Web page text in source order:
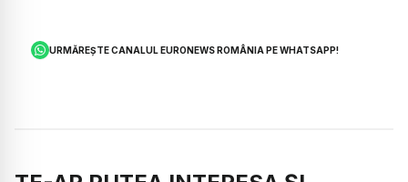
URMĂREȘTE CANALUL EURONEWS ROMÂNIA PE WHATSAPP!